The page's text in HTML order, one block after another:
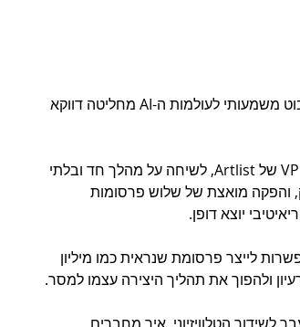
למה חברה שנולדה כמאגר של מוזיקה וסטוקים ועוברת פיבוט משמעותי לעולמות ה-AI מחליטה דווקא
בפרק הזה אני מארח את לירן פרידמן, VP Brand Marketing של Artlist, לשיחה על מהלך חד ובלתי
והפקה מואצת של שלוש פרסומות
לייצר פרסומת שנראית כמו מיליון
ולהפוך את תהליך היצירה עצמו למסר.
הטלוויזיוני, איך מחברים